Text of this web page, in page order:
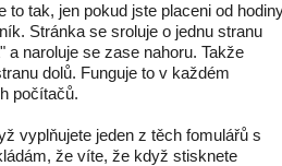
to tak, jen pokud jste placeni od
Stránka se sroluje o jednu stranu
a naroluje se zase nahoru. Takže
dolů. Funguje to v každém
počítačů.
vyplňujete jeden z těch fomulářů s
že víte, že když stisknete